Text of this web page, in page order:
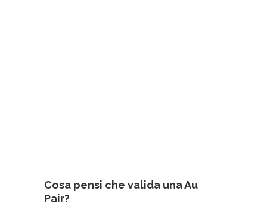
Cosa pensi che valida una Au
Pair?